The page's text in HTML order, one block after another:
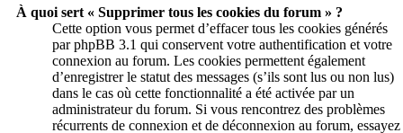
À quoi sert « Supprimer tous les cookies du forum » ?
Cette option vous permet d’effacer tous les cookies générés
par phpBB 3.1 qui conservent votre authentification et votre
connexion au forum. Les cookies permettent également
d’enregistrer le statut des messages (s’ils sont lus ou non lus)
dans le cas où cette fonctionnalité a été activée par un
administrateur du forum. Si vous rencontrez des problèmes
récurrents de connexion et de déconnexion au forum, essayez